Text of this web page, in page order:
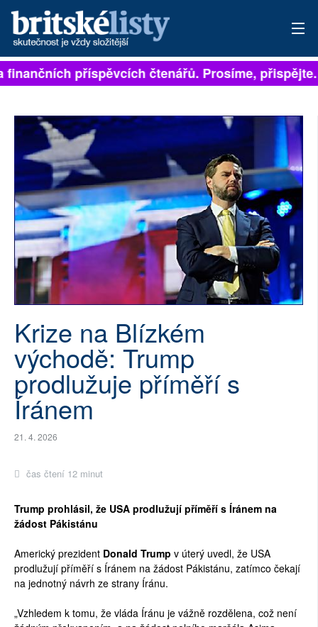
PŘIHLÁSIT
ARCHIV
ROZHOVORY
TÉMATA
NEJČTENĚJŠÍ ZA 7 DNÍ
AUTOŘI
PŘÍSPĚVKY NA PROVOZ
SOCIÁLNÍ SÍTĚ
RUBRIKY
PLNÁ VERZE STRÁNEK
na finančních příspěvcích čtenářů. Prosíme,
Krize na Blízkém
východě: Trump
prodlužuje příměří s
Íránem
21. 4. 2026
čas čtení 12 minut
Trump prohlásil, že USA prodlužují příměří s Íránem na
žádost Pákistánu
Americký prezident Donald Trump v úterý uvedl, že USA
prodlužují příměří s Íránem na žádost Pákistánu, zatímco čekají
na jednotný návrh ze strany Íránu.
„Vzhledem k tomu, že vláda Íránu je vážně rozdělena, což není